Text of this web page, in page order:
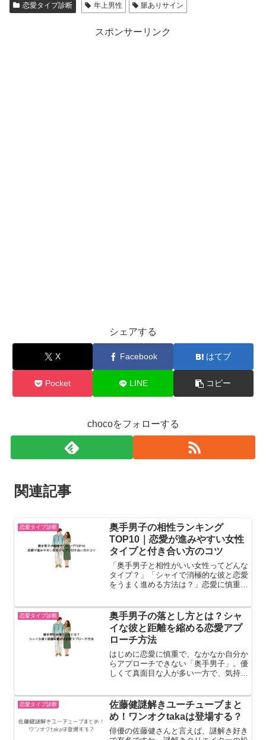
恋
恋愛タイプ診断 年上男性 脈ありサイン
スポンサーリンク
シェアする
X Facebook はてブ
Pocket LINE コピー
chocoをフォローする
関連記事
恋愛タイプ診断
奥手男子の相性ランキング
TOP10｜恋愛が進みやすい女性
タイプと付き合い方のコツ
「奥手男子と相性がいい女性ってどんな
タイプ？」「シャイで消極的な彼と恋愛
をうまく進める方法は？」恋愛に慎重で
きます。この記事では、奥手男子と相性
がいい女性タイプをランキ...
恋愛タイプ診断
奥手男子の落とし方とは？シャ
イな彼と距離を縮める恋愛アプ
ローチ方法
はじめに恋愛に慎重で、なかなか自分か
らアプローチできない「奥手男子」。優
しくて真面目な人が多い一方で、気持ち
いの？」と悩む人も多いでしょう。この
記事では奥手男子の特徴奥...
恋愛タイプ診断
佐藤健謎解きユーチューブまと
め！ワンオクtakaは登場する？
俳優の佐藤健さんと言えば、謎解き好き